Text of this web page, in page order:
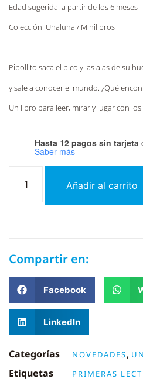
Edad sugerida: a partir de los 6 meses
Colección: Unaluna / Minilibros
Pipollito saca el pico y las alas de su
y sale a conocer el mundo. ¿Qué
Un libro para leer, mirar y jugar con
Hasta 12 pagos sin tarjeta
Saber más
Añadir al carrito
Compartir en:
Facebook
LinkedIn
Categorías NOVEDADES,
Etiquetas PRIMERAS